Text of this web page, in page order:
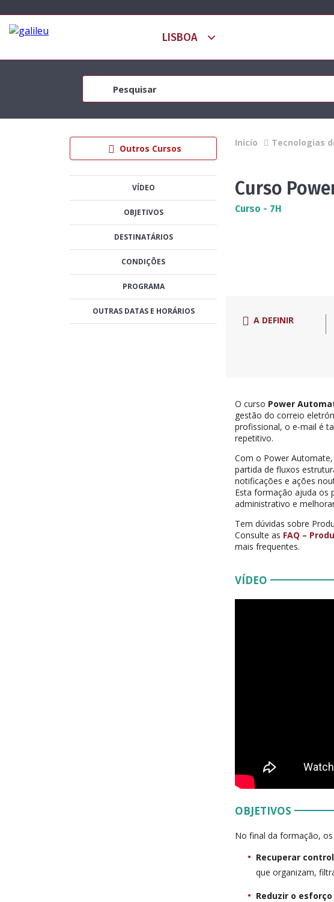
Outros Cursos
VÍDEO
OBJETIVOS
DESTINATÁRIOS
CONDIÇÕES
PROGRAMA
OUTRAS DATAS E HORÁRIOS
Inicío Tecnologias
Curso
Curso - 7H
A DEFINIR
O curso Power
gestão do correio
profissional, o e-mail é
repetitivo.
Com o Power
partida de fluxos
notificações e ações
Esta formação ajuda os
administrativo e
Tem dúvidas sobre
Consulte as FAQ –
mais frequentes.
VÍDEO
OBJETIVOS
No final da formação,
Recuperar
que organizam,
Reduzir o